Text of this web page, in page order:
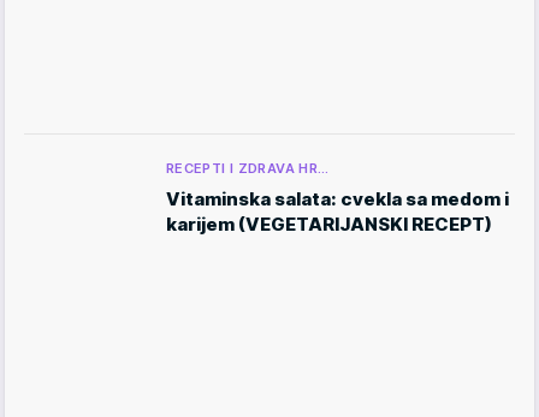
RECEPTI I ZDRAVA HR…
Vitaminska salata: cvekla sa medom i
karijem (VEGETARIJANSKI RECEPT)